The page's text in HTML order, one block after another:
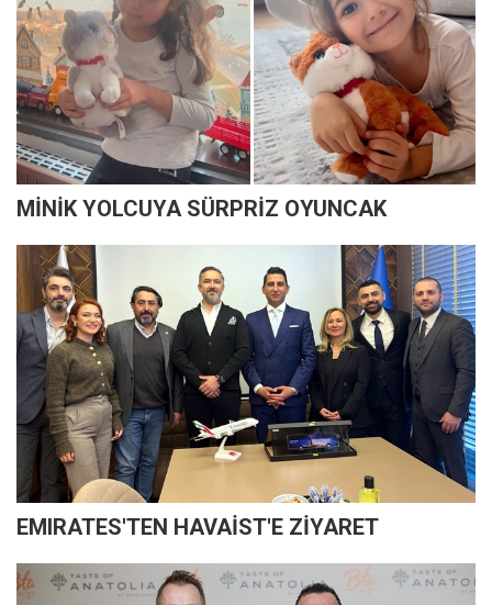
MİNİK YOLCUYA SÜRPRİZ OYUNCAK
EMIRATES'TEN HAVAİST'E ZİYARET